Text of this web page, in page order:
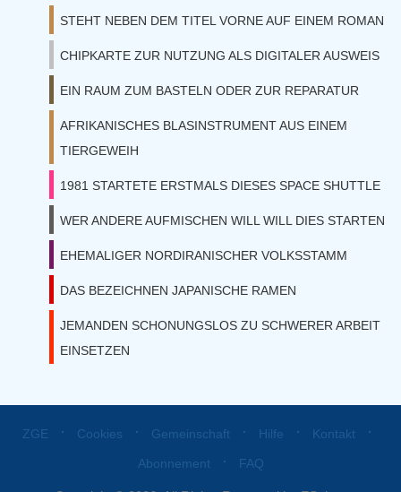
STEHT NEBEN DEM TITEL VORNE AUF EINEM ROMAN
CHIPKARTE ZUR NUTZUNG ALS DIGITALER AUSWEIS
EIN RAUM ZUM BASTELN ODER ZUR REPARATUR
AFRIKANISCHES BLASINSTRUMENT AUS EINEM
TIERGEWEIH
1981 STARTETE ERSTMALS DIESES SPACE SHUTTLE
WER ANDERE AUFMISCHEN WILL WILL DIES STARTEN
EHEMALIGER NORDIRANISCHER VOLKSSTAMM
DAS BEZEICHNEN JAPANISCHE RAMEN
JEMANDEN SCHONUNGSLOS ZU SCHWERER ARBEIT
EINSETZEN
ZGE ⋅ Cookies ⋅ Gemeinschaft ⋅ Hilfe ⋅ Kontakt ⋅
Abonnement ⋅ FAQ